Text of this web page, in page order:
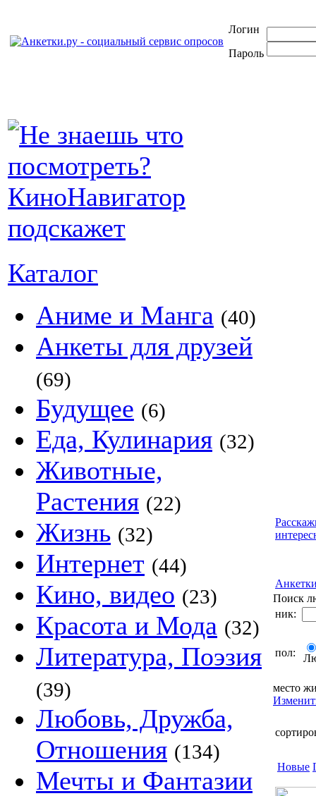
Логин
Пароль
Каталог
Аниме и Манга (40)
Анкеты для друзей
(69)
Будущее (6)
Еда, Кулинария (32)
Животные,
Растения (22)
Жизнь (32)
Интернет (44)
Кино, видео (23)
Красота и Мода (32)
Литература, Поэзия
(39)
Любовь, Дружба,
Отношения (134)
Мечты и Фантазии
Поиск
ник:
пол:
место
Новые